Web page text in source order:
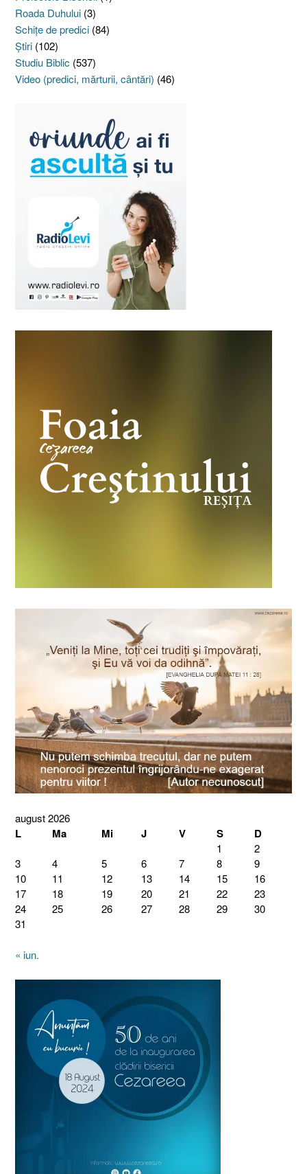
Roada Duhului (3)
Schiţe de predici (84)
Ştiri (102)
Studiu Biblic (537)
Video (predici, mărturii, cântări) (46)
august 2026
L Ma Mi J V S D
1
2
3
4 5 6 7 8
9
10
11 12 13 14 15
16
17
18 19 20 21 22
23
24
25 26 27 28 29
30
31
« iun.